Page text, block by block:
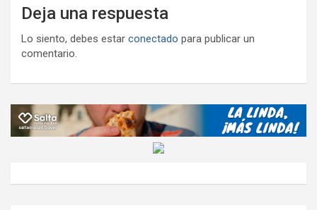
Deja una respuesta
Lo siento, debes estar conectado para publicar un
comentario.